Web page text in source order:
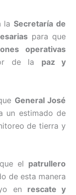
laSecretaría de
para que
operativas
de la paz y
General José
un estimado de
de tierra y
el patrullero
de esta manera
en rescate y